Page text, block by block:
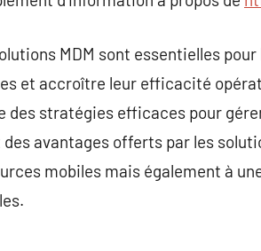
MDM sont essentielles
et accroître leur efficacité
des stratégies efficaces pour
avantages offerts par les
mobiles mais également à